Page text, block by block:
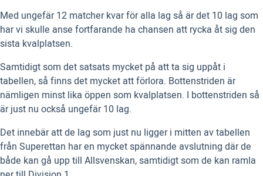
Med ungefär 12 matcher kvar för alla lag så är det 10 lag som
har vi skulle anse fortfarande ha chansen att rycka åt sig den
sista kvalplatsen.
Samtidigt som det satsats mycket på att ta sig uppåt i
tabellen, så finns det mycket att förlora. Bottenstriden är
nämligen minst lika öppen som kvalplatsen. I bottenstriden så
är just nu också ungefär 10 lag.
Det innebär att de lag som just nu ligger i mitten av tabellen
från Superettan har en mycket spännande avslutning där de
både kan gå upp till Allsvenskan, samtidigt som de kan ramla